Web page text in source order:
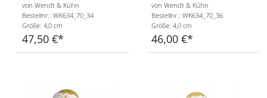
von Wendt & Kühn
Bestellnr.: WK634_70_34
Größe: 4,0 cm
47,50 €
von Wendt & Kühn
Bestellnr.: WK634_70_36
Größe: 4,0 cm
46,00 €